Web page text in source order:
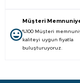
Müşteri
%100 Müşteri
kaliteyi uygun fiyatla
buluşturuyoruz.